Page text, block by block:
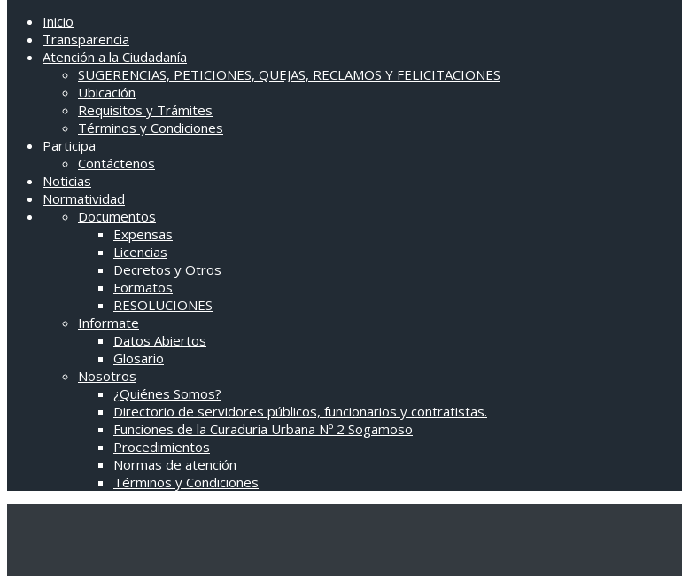
Inicio
Transparencia
Atención a la Ciudadanía
SUGERENCIAS, PETICIONES, QUEJAS, RECLAMOS Y FELICITACIONES
Ubicación
Requisitos y Trámites
Términos y Condiciones
Participa
Contáctenos
Noticias
Normatividad
Documentos
Expensas
Licencias
Decretos y Otros
Formatos
RESOLUCIONES
Informate
Datos Abiertos
Glosario
Nosotros
¿Quiénes Somos?
Directorio de servidores públicos, funcionarios y contratistas.
Funciones de la Curaduria Urbana Nº 2 Sogamoso
Procedimientos
Normas de atención
Términos y Condiciones